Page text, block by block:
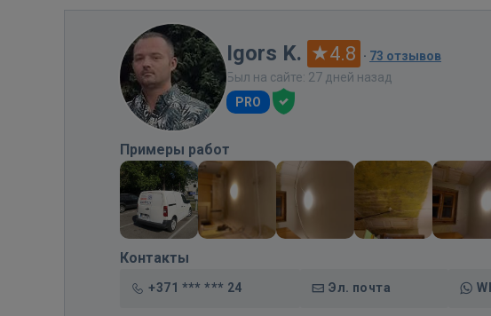
Igors K. 4.8 · 73 отзывов
Был на сайте: 27 дней назад
PRO
Примеры работ
Контакты
+371 *** *** 24 Эл. почта